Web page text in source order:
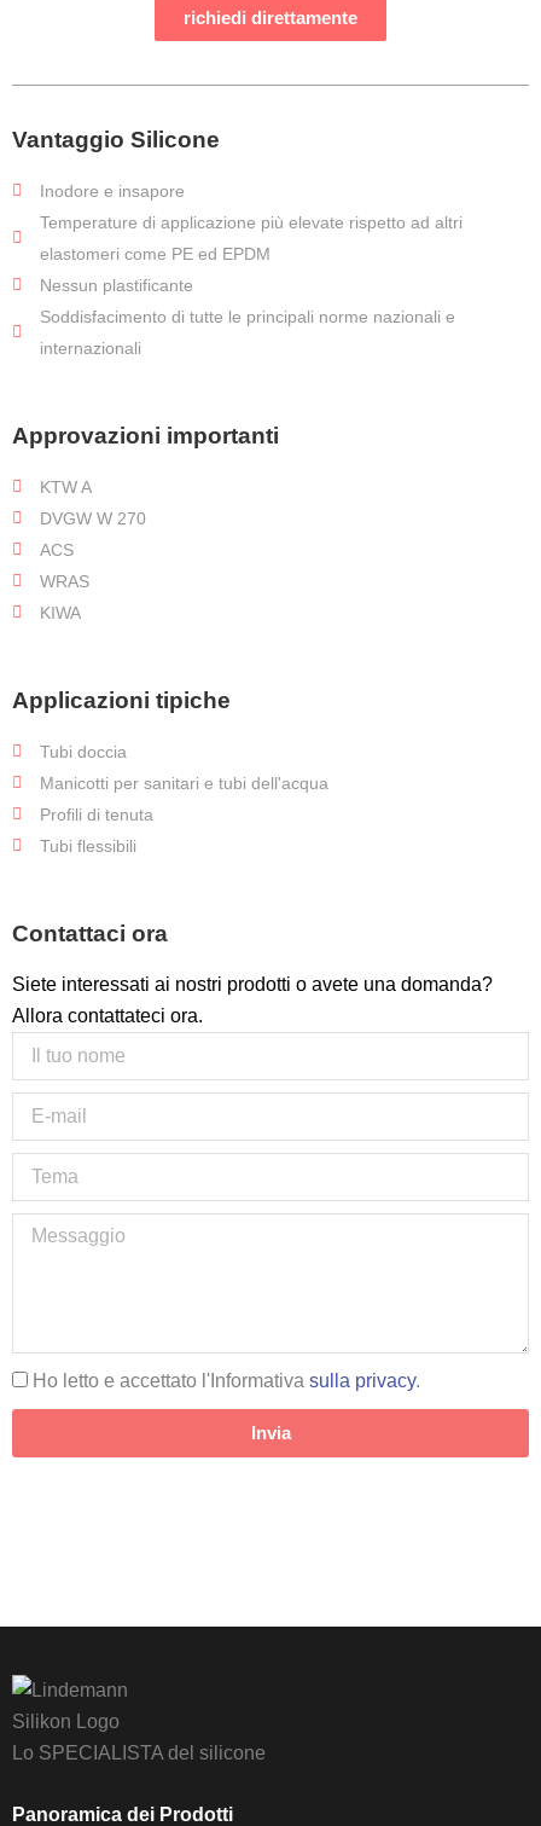
richiedi direttamente
Vantaggio Silicone
Inodore e insapore
Temperature di applicazione più elevate rispetto ad altri
elastomeri come PE ed EPDM
Nessun plastificante
Soddisfacimento di tutte le principali norme nazionali e
internazionali
Approvazioni importanti
KTW A
DVGW W 270
ACS
WRAS
KIWA
Applicazioni tipiche
Tubi doccia
Manicotti per sanitari e tubi dell'acqua
Profili di tenuta
Tubi flessibili
Contattaci ora
Siete interessati ai nostri prodotti o avete una domanda?
Allora contattateci ora.
Ho letto e accettato l'Informativa sulla privacy.
Invia
Lo SPECIALISTA del silicone
Panoramica dei Prodotti